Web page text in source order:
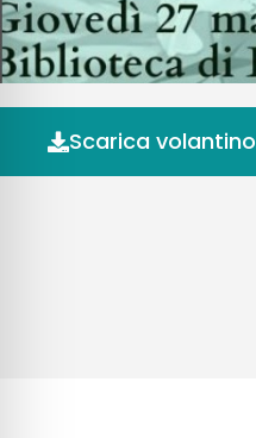
Scarica volantino